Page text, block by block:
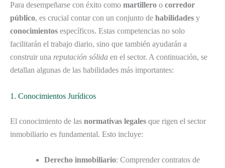
Para desempeñarse con éxito como martillero o corredor
público, es crucial contar con un conjunto de habilidades y
conocimientos específicos. Estas competencias no solo
facilitarán el trabajo diario, sino que también ayudarán a
construir una reputación sólida en el sector. A continuación, se
detallan algunas de las habilidades más importantes:
1. Conocimientos Jurídicos
El conocimiento de las normativas legales que rigen el sector
inmobiliario es fundamental. Esto incluye:
Derecho inmobiliario: Comprender contratos de